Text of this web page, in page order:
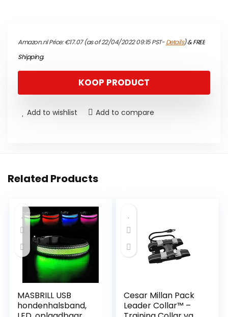
Amazon.nl Price:€17.07(as of 22/04/2022 09:15 PST-Details)&FREE
Shipping.
KOOP PRODUCT
Add to wishlist Add to compare
Related Products
MASBRILL USB
hondenhalsband,
Cesar Millan Pack
Leader Collar™ –